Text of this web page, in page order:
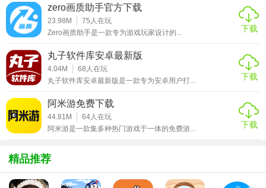
4. 安全稳定：通过严格的防检测机制，确保修改操作不被游
戏官方检测，降低封号风险。
【风灵月影修改器亮点】
1. 广泛支持：覆盖大量热门及经典游戏，持续更新以支持新
游戏。
2. 简单易用：界面简洁直观，操作简便快捷。
3. 安全稳定：采用先进防检测技术，确保游戏数据安全。
4. 多功能集成：集多种修改功能于一体，满足玩家多样化需
zero画质助手官方下载
23.98M 75 人在玩
Zero画质助手是一款专为游戏玩家设计的...
下载
丸子软件库安卓最新版
4.04M 68 人在玩
丸子软件库安卓最新版是一款专为安卓用户打...
下载
阿米游免费下载
44.81M 64人在玩
阿米游是一款集多种热门游戏于一体的免费游...
下载
精品推荐